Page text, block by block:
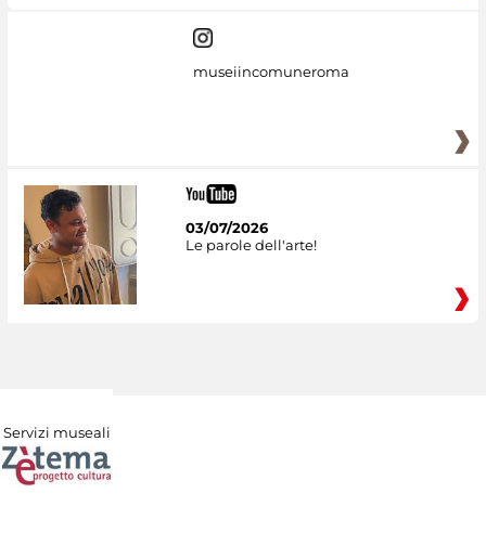
museiincomuneroma
03/07/2026
Le parole dell'arte!
Servizi museali